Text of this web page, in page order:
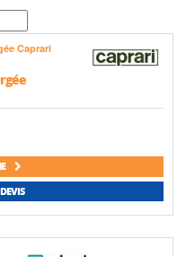
Lowara (Xylem)
Renson
Salmson